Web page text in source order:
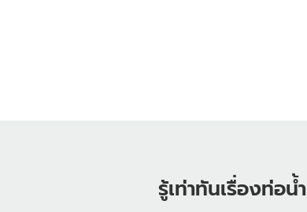
รู้เท่าทันเรื่องท่อน้ำ